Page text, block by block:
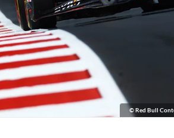
© Red Bull